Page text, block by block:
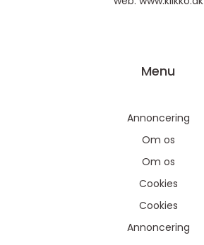
Menu
Annoncering
Om os
Om os
Cookies
Cookies
Annoncering